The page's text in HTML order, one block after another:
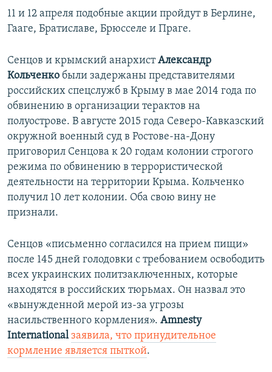
д
ы
у
щ
и
й
с
л
а
й
д
д
у
щ
и
й
с
л
а
й
д
11 и 12 апреля подобные акции пройдут в Берлине,
Гааге, Братиславе, Брюсселе и Праге.
Сенцов и крымский анархистАлександр
Кольченко были задержаны представителями
российских спецслужб в Крыму в мае 2014 года по
обвинению в организации терактов на
полуострове. В августе 2015 года Северо-Кавказский
окружной военный суд в Ростове-на-Дону
приговорил Сенцова к 20 годам колонии строгого
режима по обвинению в террористической
деятельности на территории Крыма. Кольченко
получил 10 лет колонии. Оба свою вину не
признали.
Сенцов «письменно согласился на прием пищи»
после 145 дней голодовки с требованием освободить
всех украинских политзаключенных, которые
находятся в российских тюрьмах. Он назвал это
«вынужденной мерой из-за угрозы
насильственного кормления». Amnesty
International заявила, что принудительное
кормление является пыткой.